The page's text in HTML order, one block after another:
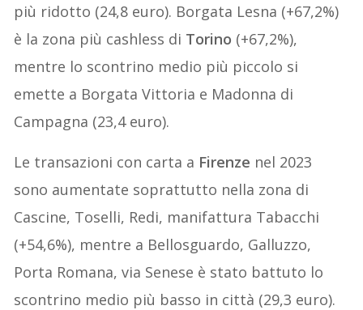
più ridotto (24,8 euro). Borgata Lesna (+67,2%)
è la zona più cashless di Torino (+67,2%),
mentre lo scontrino medio più piccolo si
emette a Borgata Vittoria e Madonna di
Campagna (23,4 euro).
Le transazioni con carta a Firenze nel 2023
sono aumentate soprattutto nella zona di
Cascine, Toselli, Redi, manifattura Tabacchi
(+54,6%), mentre a Bellosguardo, Galluzzo,
Porta Romana, via Senese è stato battuto lo
scontrino medio più basso in città (29,3 euro).